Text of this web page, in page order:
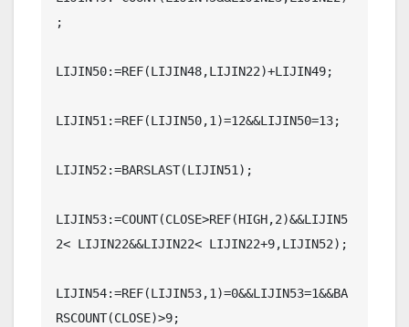
;
LIJIN50:=REF(LIJIN48,LIJIN22)+LIJIN49;
LIJIN51:=REF(LIJIN50,1)=12&&LIJIN50=13;
LIJIN52:=BARSLAST(LIJIN51);
LIJIN53:=COUNT(CLOSE>REF(HIGH,2)&&LIJIN5
2< LIJIN22&&LIJIN22< LIJIN22+9,LIJIN52);
LIJIN54:=REF(LIJIN53,1)=0&&LIJIN53=1&&BA
RSCOUNT(CLOSE)>9;